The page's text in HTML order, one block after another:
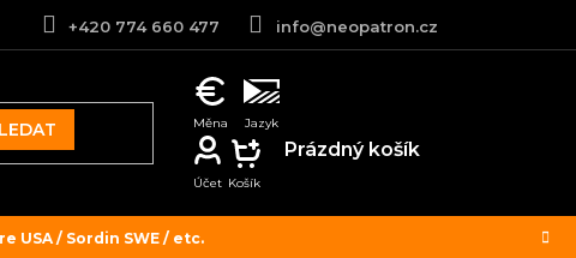
USA / Sordin SWE / etc.
+420 774 660 477 info@neopatron.cz
NÁKUPNÍ
KOŠÍK
Prázdný košík